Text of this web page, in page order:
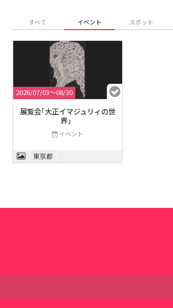
すべて イベント スポット
2026/07/03〜08/30
展覧会｢大正イマジュリィの世
界」
イベント
東京都